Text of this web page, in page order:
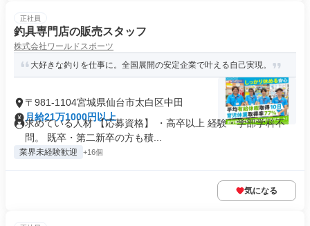
正社員
釣具専門店の販売スタッフ
株式会社ワールドスポーツ
大好きな釣りを仕事に。全国展開の安定企業で叶える自己実現。
〒981-1104宮城県仙台市太白区中田
月給21万1000円以上
求めている人材 【応募資格】 ・高卒以上 経験・学部学科不
問。 既卒・第二新卒の方も積...
業界未経験歓迎 +16個
気になる